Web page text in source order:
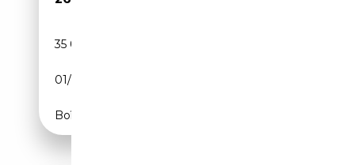
35 000 km
01/2020
Boîte automatique